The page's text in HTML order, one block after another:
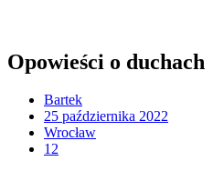
Opowieści o duchach
Bartek
25 października 2022
Wrocław
12